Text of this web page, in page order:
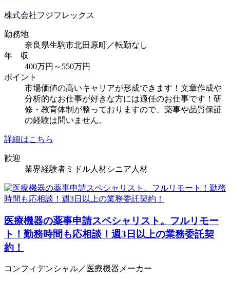
株式会社フジフレックス
勤務地
奈良県生駒市北田原町／転勤なし
年 収
400万円～550万円
ポイント
市場価値の高いキャリアが形成できます！文章作成や
分析的なお仕事が好きな方には適任のお仕事です！研
修・教育体制が整っておりますので、薬事や品質保証
の経験は問いません。
詳細はこちら
歓迎
業界経験者 ミドル人材シニア人材
医療機器の薬事申請スペシャリスト。フルリモー
ト！勤務時間も応相談！週3日以上の業務委託契
約！
コンフィデンシャル／医療機器メーカー